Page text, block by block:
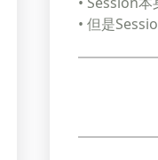
• 但是